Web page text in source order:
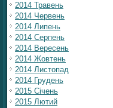
2014 Травень
2014 Червень
2014 Липень
2014 Серпень
2014 Вересень
2014 Жовтень
2014 Листопад
2014 Грудень
2015 Січень
2015 Лютий